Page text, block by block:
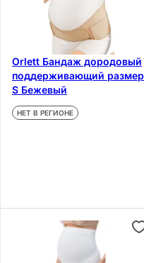
Orlett Бандаж дородовый
поддерживающий размер
S Бежевый
НЕТ В РЕГИОНЕ